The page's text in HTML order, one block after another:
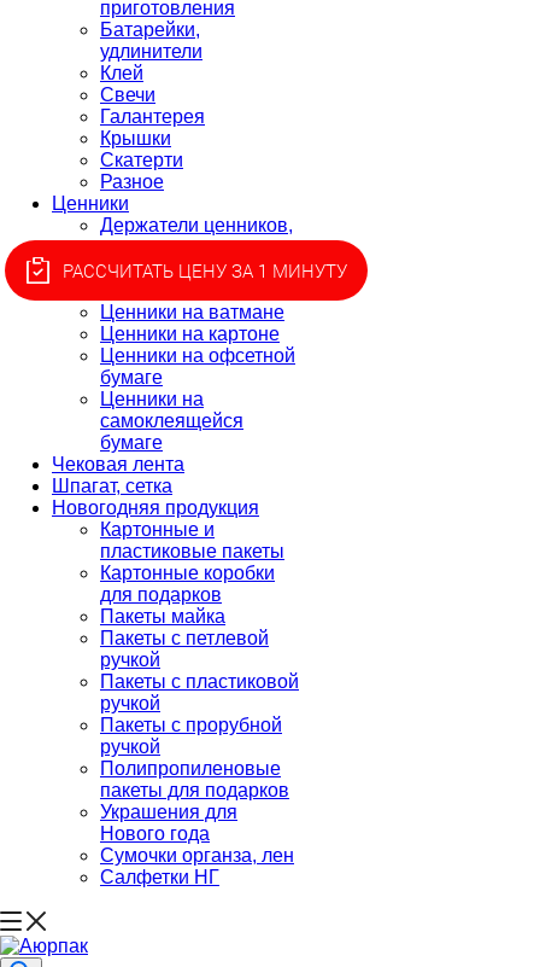
приготовления
Батарейки,
удлинители
Клей
Свечи
Галантерея
Крышки
Скатерти
Разное
Ценники
Держатели ценников,
монетницы
Ценники для этикет-
Ценники на ватмане
Ценники на картоне
Ценники на офсетной
бумаге
Ценники на
самоклеящейся
бумаге
Чековая лента
Шпагат, сетка
Новогодняя продукция
Картонные и
пластиковые пакеты
Картонные коробки
для подарков
Пакеты майка
Пакеты с петлевой
ручкой
Пакеты с пластиковой
ручкой
Пакеты с прорубной
ручкой
Полипропиленовые
пакеты для подарков
Украшения для
Нового года
Сумочки органза, лен
Салфетки НГ
РАССЧИТАТЬ ЦЕНУ ЗА 1 МИНУТУ